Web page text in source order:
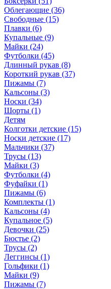
Облегающие (36)
Свободные (15)
Плавки (6)
Купальные (9)
Майки (24)
Футболки (45)
Длинный рукав (8)
Короткий рукав (37)
Пижамы (7)
Кальсоны (3)
Носки (34)
Шорты (1)
Детям
Колготки детские (15)
Носки детские (17)
Мальчики (37)
Трусы (13)
Майки (3)
Футболки (4)
Фуфайки (1)
Пижамы (6)
Комплекты (1)
Кальсоны (4)
Купальное (5)
Девочки (25)
Бюстье (2)
Трусы (2)
Леггинсы (1)
Гольфики (1)
Майки (9)
Пижамы (7)